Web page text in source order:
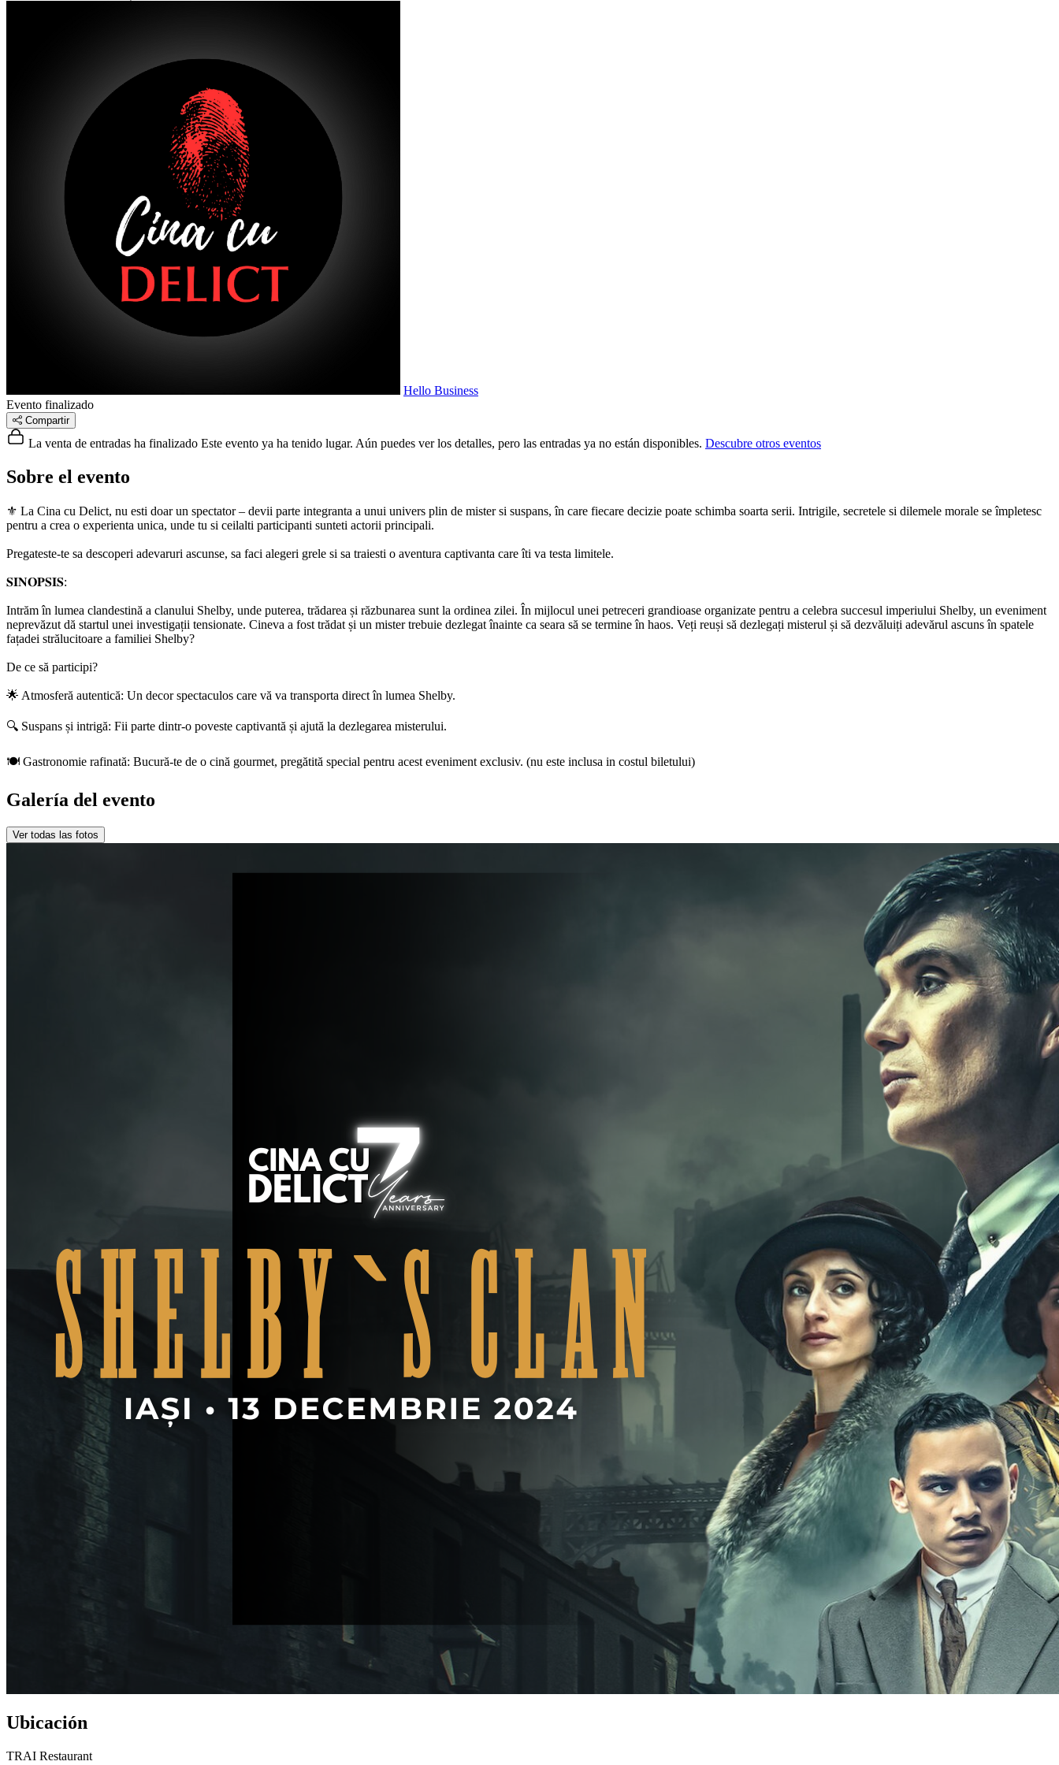
Hello Business
Evento finalizado
Compartir
La venta de entradas ha finalizado Este evento ya ha tenido lugar. Aún puedes ver los detalles, pero las entradas ya no están disponibles. Descubre otros eventos
Sobre el evento
⚜️ La Cina cu Delict, nu esti doar un spectator – devii parte integranta a unui univers plin de mister si suspans, în care fiecare decizie poate schimba soarta serii. Intrigile, secretele si dilemele morale se împletesc
pentru a crea o experienta unica, unde tu si ceilalti participanti sunteti actorii principali.
Pregateste-te sa descoperi adevaruri ascunse, sa faci alegeri grele si sa traiesti o aventura captivanta care îti va testa limitele.
𝐒𝐈𝐍𝐎𝐏𝐒𝐈𝐒:
Intrăm în lumea clandestină a clanului Shelby, unde puterea, trădarea și răzbunarea sunt la ordinea zilei. În mijlocul unei petreceri grandioase organizate pentru a celebra succesul imperiului Shelby, un eveniment
neprevăzut dă startul unei investigații tensionate. Cineva a fost trădat și un mister trebuie dezlegat înainte ca seara să se termine în haos. Veți reuși să dezlegați misterul și să dezvăluiți adevărul ascuns în spatele
fațadei strălucitoare a familiei Shelby?
De ce să participi?
🌟 Atmosferă autentică: Un decor spectaculos care vă va transporta direct în lumea Shelby.
🔍 Suspans și intrigă: Fii parte dintr-o poveste captivantă și ajută la dezlegarea misterului.
🍽️ Gastronomie rafinată: Bucură-te de o cină gourmet, pregătită special pentru acest eveniment exclusiv. (nu este inclusa in costul biletului)
Galería del evento
Ver todas las fotos
Ubicación
TRAI Restaurant